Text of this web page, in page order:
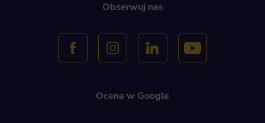
Obserwuj nas
Ocena w Google